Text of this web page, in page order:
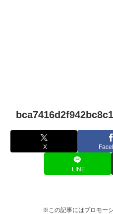
X
LINE
※この記事にはプロモー